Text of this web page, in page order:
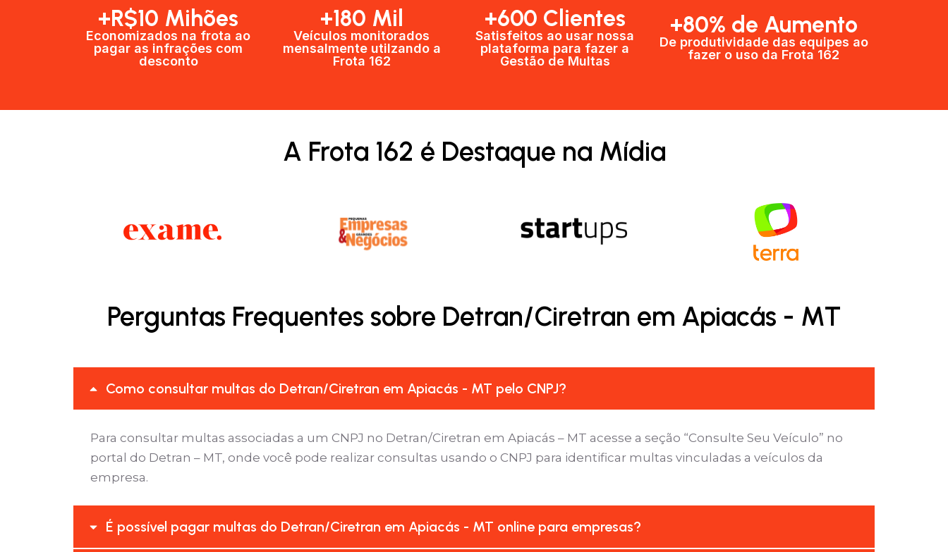
+R$10 Mihões
Economizados na frota ao
pagar as infrações com
desconto
+180 Mil
Veículos monitorados
mensalmente utilzando a
Frota 162
+600 Clientes​
Satisfeitos ao usar nossa
plataforma para fazer a
Gestão de Multas​
+80% de Aumento
De produtividade das equipes ao
fazer o uso da Frota 162​
A Frota 162 é Destaque na Mídia
Perguntas Frequentes sobre Detran/Ciretran em Apiacás - MT
Como consultar multas do Detran/Ciretran em Apiacás - MT pelo CNPJ?
Para consultar multas associadas a um CNPJ no Detran/Ciretran em Apiacás – MT acesse a seção “Consulte Seu Veículo” no
portal do Detran – MT, onde você pode realizar consultas usando o CNPJ para identificar multas vinculadas a veículos da
empresa.
É possível pagar multas do Detran/Ciretran em Apiacás - MT online para empresas?